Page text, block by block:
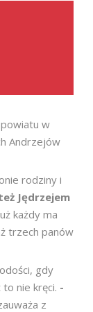
w
Andrzejów
rodziny i
Jędrzejem
każdy ma
trzech panów
gdy
nie kręci. -
z